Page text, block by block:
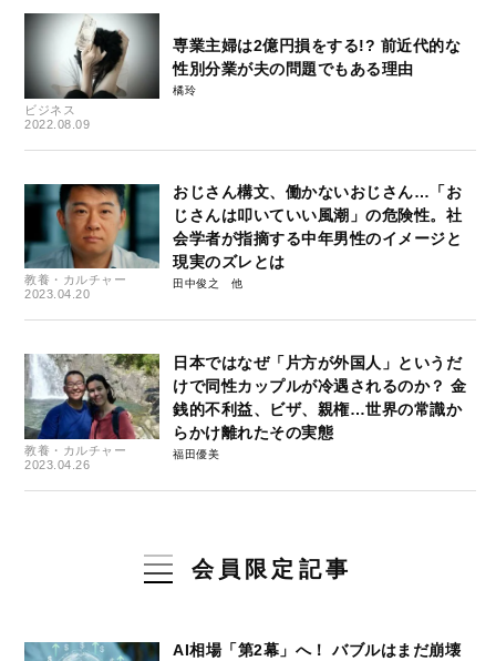
ビジネス
2022.08.09
専業主婦は2億円損をする!? 前近代的な
性別分業が夫の問題でもある理由
橘玲
教養・カルチャー
2023.04.20
おじさん構文、働かないおじさん…「お
じさんは叩いていい風潮」の危険性。社
会学者が指摘する中年男性のイメージと
現実のズレとは
田中俊之
教養・カルチャー
2023.04.26
日本ではなぜ「片方が外国人」というだ
けで同性カップルが冷遇されるのか？ 金
銭的不利益、ビザ、親権…世界の常識か
らかけ離れたその実態
福田優美
会員限定記事
AI相場「第2幕」へ！ バブルはまだ崩壊